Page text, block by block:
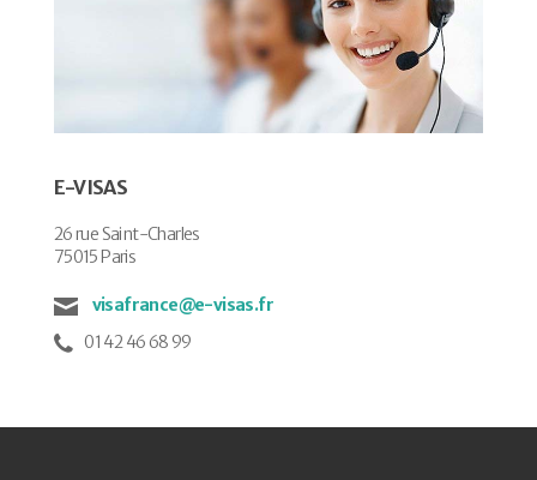
E-VISAS
26 rue Saint-Charles
75015 Paris
visafrance@e-visas.fr
01 42 46 68 99